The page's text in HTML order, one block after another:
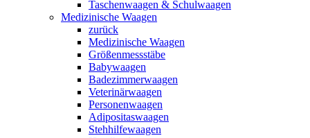
Taschenwaagen & Schulwaagen
Medizinische Waagen
zurück
Medizinische Waagen
Größenmessstäbe
Babywaagen
Badezimmerwaagen
Veterinärwaagen
Personenwaagen
Adipositaswaagen
Stehhilfewaagen